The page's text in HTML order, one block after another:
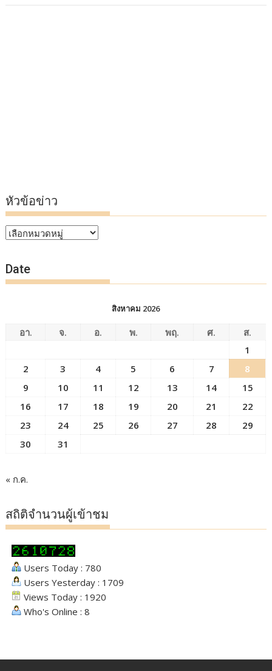
หัวข้อข่าว
หัวข้อ
Date
สิงหาคม 2026
อา. จ. อ. พ. พฤ. ศ.
ส.
1
2
3 4 5 6 7
8
9
10 11 12 13 14
15
16
17 18 19 20 21
22
23
24 25 26 27 28
29
30
31
« ก.ค.
สถิติจำนวนผู้เข้าชม
Users Today : 780
Users Yesterday : 1709
Views Today : 1920
Who's Online : 8